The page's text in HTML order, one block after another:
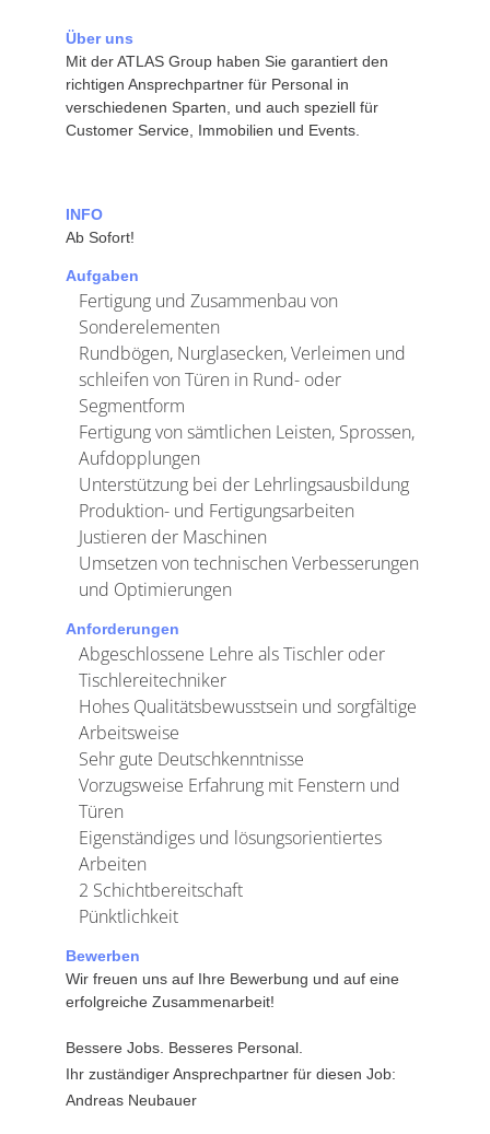
Über uns
Mit der ATLAS Group haben Sie garantiert den
richtigen Ansprechpartner für Personal in
verschiedenen Sparten, und auch speziell für
Customer Service, Immobilien und Events.
INFO
Ab Sofort!
Aufgaben
Fertigung und Zusammenbau von
Sonderelementen
Rundbögen, Nurglasecken, Verleimen und
schleifen von Türen in Rund- oder
Segmentform
Fertigung von sämtlichen Leisten, Sprossen,
Aufdopplungen
Unterstützung bei der Lehrlingsausbildung
Produktion- und Fertigungsarbeiten
Justieren der Maschinen
Umsetzen von technischen Verbesserungen
und Optimierungen
Anforderungen
Abgeschlossene Lehre als Tischler oder
Tischlereitechniker
Hohes Qualitätsbewusstsein und sorgfältige
Arbeitsweise
Sehr gute Deutschkenntnisse
Vorzugsweise Erfahrung mit Fenstern und
Türen
Eigenständiges und lösungsorientiertes
Arbeiten
2 Schichtbereitschaft
Pünktlichkeit
Bewerben
Wir freuen uns auf Ihre Bewerbung und auf eine
erfolgreiche Zusammenarbeit!
Bessere Jobs. Besseres Personal.
Ihr zuständiger Ansprechpartner für diesen Job:
Andreas Neubauer